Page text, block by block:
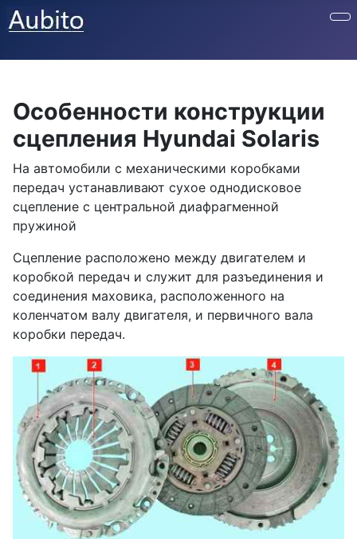
Особенности конструкции
сцепления Hyundai Solaris
На автомобили с механическими коробками
передач устанавливают сухое однодисковое
сцепление с центральной диафрагменной
пружиной
Сцепление расположено между двигателем и
коробкой передач и служит для разъединения и
соединения маховика, расположенного на
коленчатом валу двигателя, и первичного вала
коробки передач.